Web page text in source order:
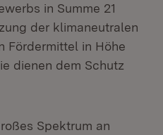
in Summe 21
der klimaneutralen
Fördermittel in Höhe
dienen dem Schutz
Spektrum an